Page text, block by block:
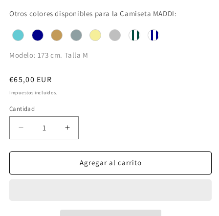
Otros colores disponibles para la Camiseta MADDI:
Modelo: 173 cm. Talla M
Precio
habitual
€65,00 EUR
Impuestos incluidos.
Cantidad
Reducir
cantidad
para
CAMISETA
Aumentar
cantidad
para
MADDI
CAMISETA
Agregar al carrito